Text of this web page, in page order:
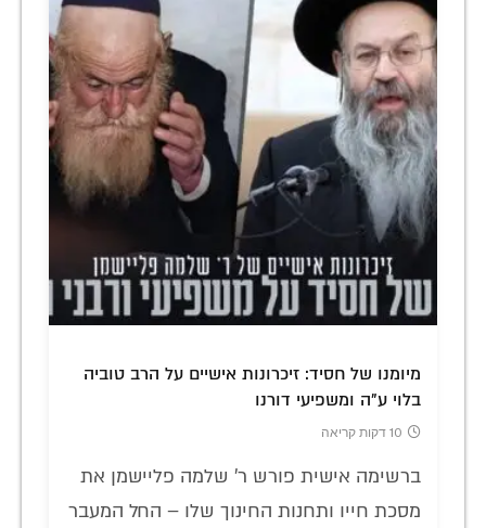
מיומנו של חסיד: זיכרונות אישיים על הרב טוביה
בלוי ע"ה ומשפיעי דורנו
10 דקות קריאה
ברשימה אישית פורש ר' שלמה פליישמן את
מסכת חייו ותחנות החינוך שלו – החל המעבר